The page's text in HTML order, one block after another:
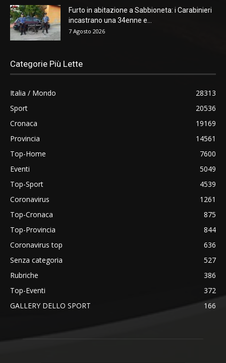
Furto in abitazione a Sabbioneta: i Carabinieri
incastrano una 34enne e...
7 Agosto 2026
Categorie Più Lette
Italia / Mondo
28313
Sport
20536
Cronaca
19169
Provincia
14561
Top-Home
7600
Eventi
5049
Top-Sport
4539
Coronavirus
1261
Top-Cronaca
875
Top-Provincia
844
Coronavirus top
636
Senza categoria
527
Rubriche
386
Top-Eventi
372
GALLERY DELLO SPORT
166